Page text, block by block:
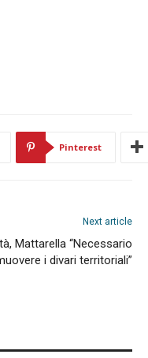
Pinterest
Next article
Mattarella “Necessario
i divari territoriali”